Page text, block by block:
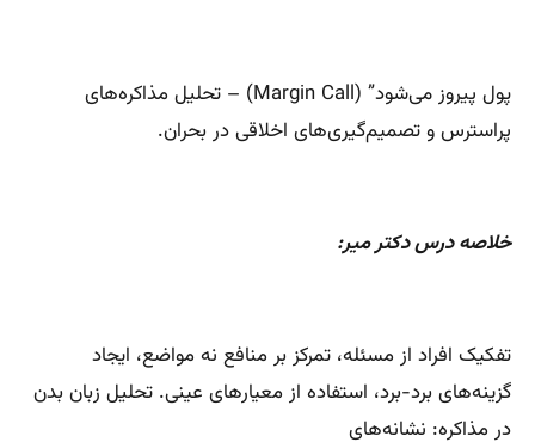
پول پیروز می‌شود” (Margin Call) – تحلیل مذاکره‌های
پراسترس و تصمیم‌گیری‌های اخلاقی در بحران.
خلاصه درس دکتر میر:
تفکیک افراد از مسئله، تمرکز بر منافع نه مواضع، ایجاد
گزینه‌های برد-برد، استفاده از معیارهای عینی. تحلیل زبان بدن
در مذاکره: نشانه‌های